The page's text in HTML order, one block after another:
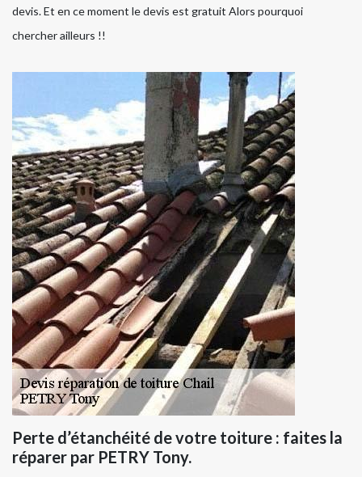
devis. Et en ce moment le devis est gratuit Alors pourquoi
chercher ailleurs !!
Perte d’étanchéité de votre toiture : faites la
réparer par PETRY Tony.